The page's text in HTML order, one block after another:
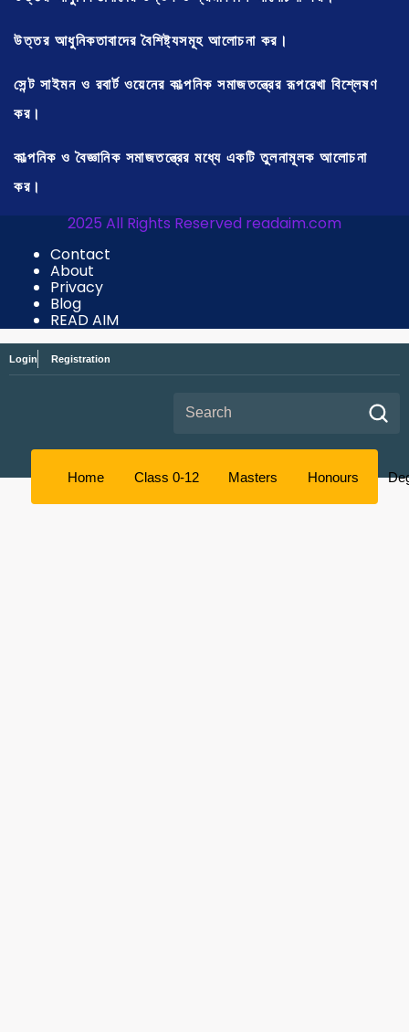
উত্তর আধুনিকতাবাদের বৈশিষ্ট্যসমূহ আলোচনা কর।
সেন্ট সাইমন ও রবার্ট ওয়েনের কাল্পনিক সমাজতন্ত্রের রূপরেখা বিশ্লেষণ
কর।
কাল্পনিক ও বৈজ্ঞানিক সমাজতন্ত্রের মধ্যে একটি তুলনামূলক আলোচনা
কর।
2025 All Rights Reserved readaim.com
Contact
About
Privacy
Blog
READ AIM
Login Registration
Home Class 0-12 Masters Honours